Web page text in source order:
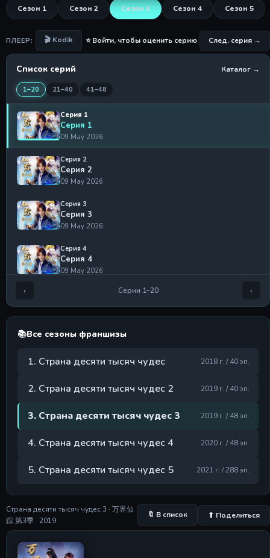
Сезон 1 Сезон 2 Сезон 3 Сезон 4 Сезон 5
ПЛЕЕР: 🎬 Kodik ⭐ Войти, чтобы оценить серию След. серия →
Список серий Каталог →
1–20 21–40 41–48
Серия 1
Серия 1
09 May 2026
Серия 2
Серия 2
09 May 2026
Серия 3
Серия 3
09 May 2026
Серия 4
Серия 4
09 May 2026
09 May 2026
Серия 6
09 May 2026
Серия 7
09 May 2026
Серия 9
09 May 2026
‹ Серии 1–20 ›
📚Все сезоны франшизы
1. Страна десяти тысяч чудес 2018 г. / 40 эп.
2. Страна десяти тысяч чудес 2 2019 г. / 40 эп.
3. Страна десяти тысяч чудес 3 2019 г. / 48 эп.
4. Страна десяти тысяч чудес 4 2020 г. / 48 эп.
5. Страна десяти тысяч чудес 5 2021 г. / 288 эп.
Страна десяти тысяч чудес 3 · 万界仙
踪 第3季 · 2019
🔖 В список ⬆ Поделиться